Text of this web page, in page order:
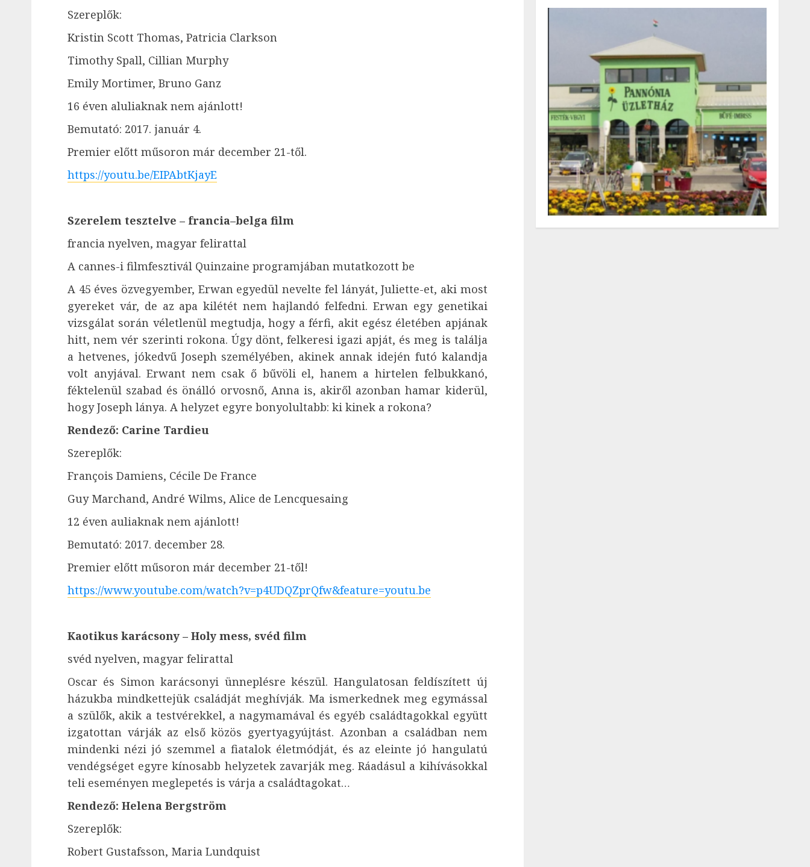
Szereplők:
Kristin Scott Thomas, Patricia Clarkson
Timothy Spall, Cillian Murphy
Emily Mortimer, Bruno Ganz
16 éven aluliaknak nem ajánlott!
Bemutató: 2017. január 4.
Premier előtt műsoron már december 21-től.
https://youtu.be/EIPAbtKjayE
Szerelem tesztelve – francia–belga film
francia nyelven, magyar felirattal
A cannes-i filmfesztivál Quinzaine programjában mutatkozott be
A 45 éves özvegyember, Erwan egyedül nevelte fel lányát, Juliette-et, aki most
gyereket vár, de az apa kilétét nem hajlandó felfedni. Erwan egy genetikai
vizsgálat során véletlenül megtudja, hogy a férfi, akit egész életében apjának
hitt, nem vér szerinti rokona. Úgy dönt, felkeresi igazi apját, és meg is találja
a hetvenes, jókedvű Joseph személyében, akinek annak idején futó kalandja
volt anyjával. Erwant nem csak ő bűvöli el, hanem a hirtelen felbukkanó,
féktelenül szabad és önálló orvosnő, Anna is, akiről azonban hamar kiderül,
hogy Joseph lánya. A helyzet egyre bonyolultabb: ki kinek a rokona?
Rendező: Carine Tardieu
Szereplők:
François Damiens, Cécile De France
Guy Marchand, André Wilms, Alice de Lencquesaing
12 éven auliaknak nem ajánlott!
Bemutató: 2017. december 28.
Premier előtt műsoron már december 21-től!
https://www.youtube.com/watch?v=p4UDQZprQfw&feature=youtu.be
Kaotikus karácsony – Holy mess, svéd film
svéd nyelven, magyar felirattal
Oscar és Simon karácsonyi ünneplésre készül. Hangulatosan feldíszített új
házukba mindkettejük családját meghívják. Ma ismerkednek meg egymással
a szülők, akik a testvérekkel, a nagymamával és egyéb családtagokkal együtt
izgatottan várják az első közös gyertyagyújtást. Azonban a családban nem
mindenki nézi jó szemmel a fiatalok életmódját, és az eleinte jó hangulatú
vendégséget egyre kínosabb helyzetek zavarják meg. Ráadásul a kihívásokkal
teli eseményen meglepetés is várja a családtagokat…
Rendező: Helena Bergström
Szereplők:
Robert Gustafsson, Maria Lundquist